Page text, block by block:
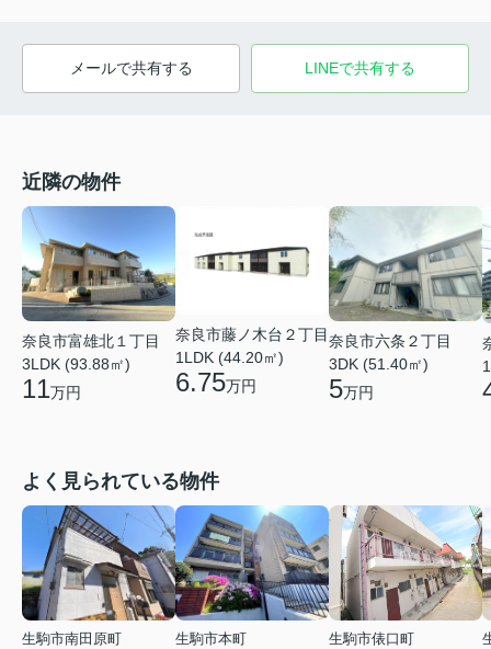
メールで共有する LINEで共有する
近隣の物件
奈良市富雄北１丁目
3LDK (93.88㎡)
11万円
奈良市藤ノ木台２丁目
1LDK (44.20㎡)
6.75万円
奈良市六条２丁目
3DK (51.40㎡)
5万円
よく見られている物件
生駒市南田原町
生駒市本町
生駒市俵口町